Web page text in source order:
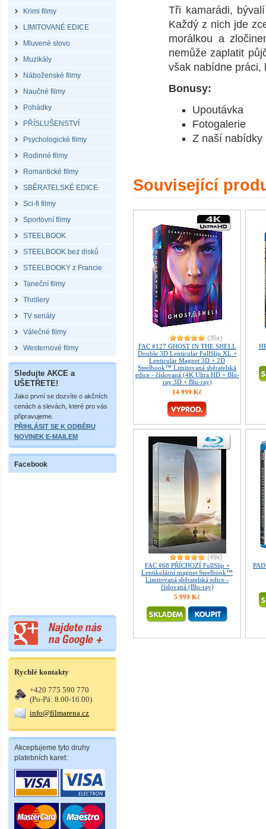
Krimi filmy
LIMITOVANÉ EDICE
Mluvené slovo
Muzikály
Náboženské filmy
Naučné filmy
Pohádky
PŘÍSLUŠENSTVÍ
Psychologické filmy
Rodinné filmy
Romantické filmy
SBĚRATELSKÉ EDICE
Sci-fi filmy
Sportovní filmy
STEELBOOK
STEELBOOK bez disků
STEELBOOKY z Francie
Taneční filmy
Thrillery
TV seriály
Válečné filmy
Westernové filmy
Sledujte AKCE a
UŠETŘETE!
Jako první se dozvíte o akčních
cenách a slevách, které pro vás
připravujeme.
PŘIHLÁSIT SE K ODBĚRU
NOVINEK E-MAILEM
Facebook
Rychlé kontakty
+420 775 590 770
(Po-Pá: 8.00-16.00)
info@filmarena.cz
Akceptujeme tyto druhy
platebních karet:
Tři kamarádi,
Každý z nich jde
morálkou a
nemůže zaplatit
však nabídne práci,
Bonusy:
Upoutávka
Fotogalerie
Z naší nabídky
Související
(35x)
FAC #127 GHOST IN THE SHELL
Double 3D Lenticular FullSlip XL +
Lenticular Magnet 3D + 2D
Steelbook™ Limitovaná sběratelská
edice - číslovaná (4K Ultra HD + Blu-
ray 3D + Blu-ray)
14 999 Kč
(49x)
FAC #68 PŘÍCHOZÍ FullSlip +
Lentikulární magnet Steelbook™
Limitovaná sběratelská edice -
číslovaná (Blu-ray)
5 999 Kč